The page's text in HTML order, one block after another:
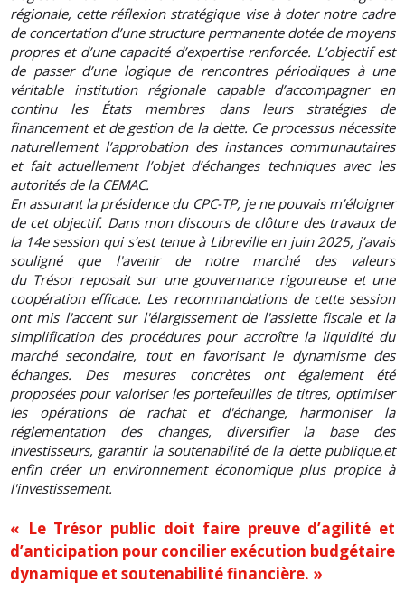
régionale, cette réflexion stratégique vise à doter notre cadre
de concertation d’une structure permanente dotée de moyens
propres et d’une capacité d’expertise renforcée. L’objectif est
de passer d’une logique de rencontres périodiques à une
véritable institution régionale capable d’accompagner en
continu les États membres dans leurs stratégies de
financement et de gestion de la dette. Ce processus nécessite
naturellement l’approbation des instances communautaires
et fait actuellement l’objet d’échanges techniques avec les
autorités de la CEMAC.
En assurant la présidence du CPC-TP, je ne pouvais m’éloigner
de cet objectif. Dans mon discours de clôture des travaux de
la 14e session qui s’est tenue à Libreville en juin 2025, j’avais
souligné que l'avenir de notre marché des valeurs
du Trésor reposait sur une gouvernance rigoureuse et une
coopération efficace. Les recommandations de cette session
ont mis l'accent sur l'élargissement de l'assiette fiscale et la
simplification des procédures pour accroître la liquidité du
marché secondaire, tout en favorisant le dynamisme des
échanges. Des mesures concrètes ont également été
proposées pour valoriser les portefeuilles de titres, optimiser
les opérations de rachat et d'échange, harmoniser la
réglementation des changes, diversifier la base des
investisseurs, garantir la soutenabilité de la dette publique,et
enfin créer un environnement économique plus propice à
l'investissement.
« Le Trésor public doit faire preuve d’agilité et
d’anticipation pour concilier exécution budgétaire
dynamique et soutenabilité financière. »